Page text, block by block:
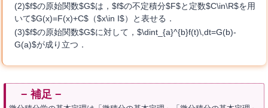
$f$の原始関数$G$は，$f$の不定積分$F$と定数$C\in\R$を用
いて$G(x)=F(x)+C$（$x\in I$）と表せる．
$f$の原始関数$G$に対して，$\dint_{a}^{b}f(t)\,dt=G(b)-
G(a)$が成り立つ．